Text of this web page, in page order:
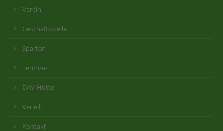
Verein
Geschäftsstelle
Sparten
Termine
DAV-Hütte
Verleih
Kontakt